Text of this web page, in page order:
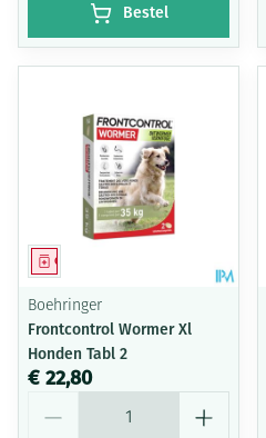
Bestel
Geneesmiddel
Boehringer
Frontcontrol Wormer Xl
Honden Tabl 2
€ 22,80